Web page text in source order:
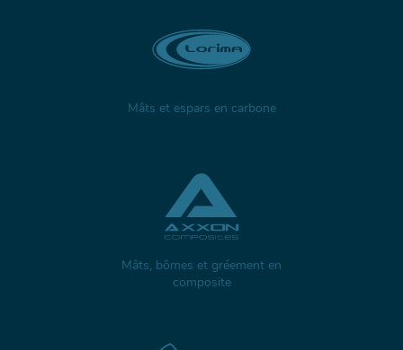
Mâts et espars en carbone
Mâts, bômes et gréement en
composite